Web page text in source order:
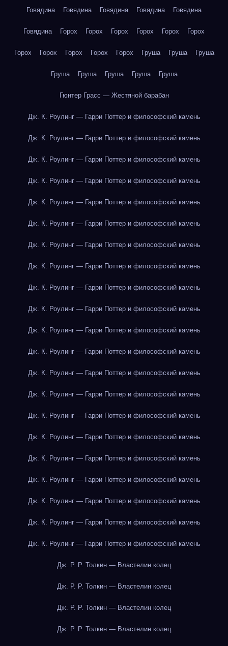
Говядина Говядина Говядина Говядина Говядина
Говядина Горох Горох Горох Горох Горох Горох
Горох Горох Горох Горох Горох Груша Груша Груша
Груша Груша Груша Груша Груша
Гюнтер Грасс — Жестяной барабан
Дж. К. Роулинг — Гарри Поттер и философский камень
Дж. К. Роулинг — Гарри Поттер и философский камень
Дж. К. Роулинг — Гарри Поттер и философский камень
Дж. К. Роулинг — Гарри Поттер и философский камень
Дж. К. Роулинг — Гарри Поттер и философский камень
Дж. К. Роулинг — Гарри Поттер и философский камень
Дж. К. Роулинг — Гарри Поттер и философский камень
Дж. К. Роулинг — Гарри Поттер и философский камень
Дж. К. Роулинг — Гарри Поттер и философский камень
Дж. К. Роулинг — Гарри Поттер и философский камень
Дж. К. Роулинг — Гарри Поттер и философский камень
Дж. К. Роулинг — Гарри Поттер и философский камень
Дж. К. Роулинг — Гарри Поттер и философский камень
Дж. К. Роулинг — Гарри Поттер и философский камень
Дж. К. Роулинг — Гарри Поттер и философский камень
Дж. К. Роулинг — Гарри Поттер и философский камень
Дж. К. Роулинг — Гарри Поттер и философский камень
Дж. К. Роулинг — Гарри Поттер и философский камень
Дж. К. Роулинг — Гарри Поттер и философский камень
Дж. К. Роулинг — Гарри Поттер и философский камень
Дж. К. Роулинг — Гарри Поттер и философский камень
Дж. Р. Р. Толкин — Властелин колец
Дж. Р. Р. Толкин — Властелин колец
Дж. Р. Р. Толкин — Властелин колец
Дж. Р. Р. Толкин — Властелин колец